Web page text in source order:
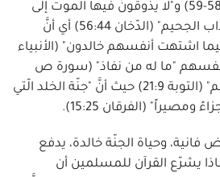
بمعذّبين" (الصّافات 58:37-59) و"لا يذوقونَ فيها الموت إلّى
الموتَةَ الأولى ووقّاهم عذاب الجحيم" (الدّخان 56:44) أي أنَّ
اشتهت أنفسهم خالدون" (الأنبياء
أنفسهم "ما له من نفاذ" (سورة ص
54:38) بل هو "نعيم مقيم" (التوبة 21:9) حيث أنَّ "جنّة الخلد الّتي
(الفرقان 15:25).
فانية، وحياة الجنّة خالدة، يدفع
يشرّع القرآن للمسلمين أن